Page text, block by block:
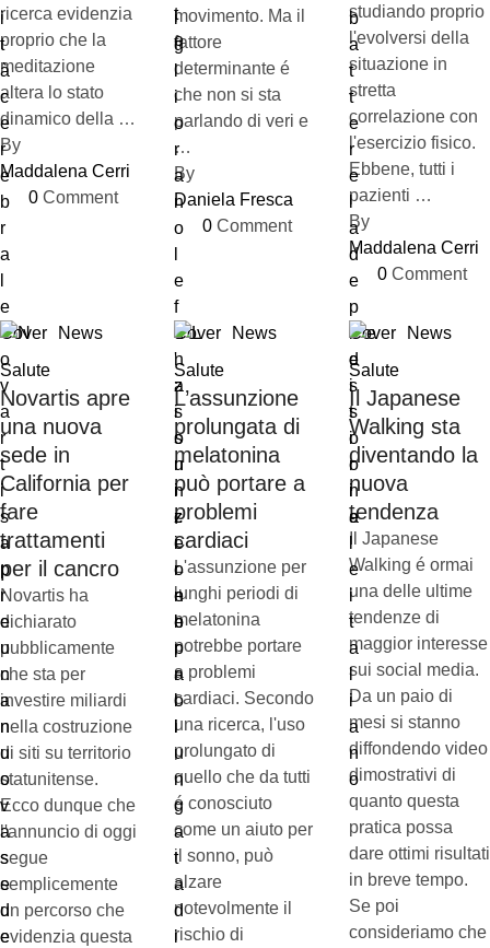
ricerca evidenzia
proprio che la
meditazione
altera lo stato
dinamico della …
By
Maddalena Cerri
0 Comment
movimento. Ma il
fattore
determinante é
che non si sta
parlando di veri e
…
By
Daniela Fresca
0 Comment
studiando proprio
l'evolversi della
situazione in
stretta
correlazione con
l'esercizio fisico.
Ebbene, tutti i
pazienti …
By
Maddalena Cerri
0 Comment
Cover
News
Salute
Novartis apre
una nuova
sede in
California per
fare
trattamenti
per il cancro
Novartis ha
dichiarato
pubblicamente
che sta per
investire miliardi
nella costruzione
di siti su territorio
statunitense.
Ecco dunque che
l'annuncio di oggi
segue
semplicemente
un percorso che
evidenzia questa
Cover
News
Salute
L’assunzione
prolungata di
melatonina
può portare a
problemi
cardiaci
L'assunzione per
lunghi periodi di
melatonina
potrebbe portare
a problemi
cardiaci. Secondo
una ricerca, l'uso
prolungato di
quello che da tutti
é conosciuto
come un aiuto per
il sonno, può
alzare
notevolmente il
rischio di
Cover
News
Salute
Il Japanese
Walking sta
diventando la
nuova
tendenza
Il Japanese
Walking é ormai
una delle ultime
tendenze di
maggior interesse
sui social media.
Da un paio di
mesi si stanno
diffondendo video
dimostrativi di
quanto questa
pratica possa
dare ottimi risultati
in breve tempo.
Se poi
consideriamo che